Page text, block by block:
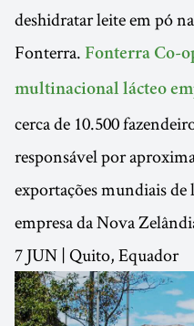
deshidratar leite em pó
Fonterra. Fonterra Co-
multinacional lácteo
cerca de 10.500
responsável por
exportações mundiais
empresa da Nova
7 JUN | Quito, Equador